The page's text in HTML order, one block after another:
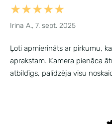
★★★★★
Irina A., 7. sept. 2025
Ļoti apmierināts ar pirkumu,
aprakstam. Kamera pienāca
atbildīgs, palīdzēja visu